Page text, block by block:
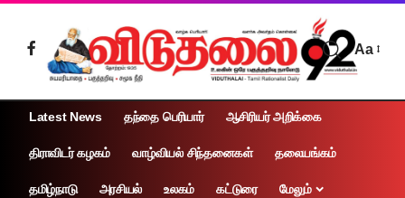
Aa
Latest News தந்தை பெரியார் ஆசிரியர் அறிக்கை
திராவிடர் கழகம் வாழ்வியல் சிந்தனைகள் தலையங்கம்
தமிழ்நாடு அரசியல் உலகம் கட்டுரை மேலும்